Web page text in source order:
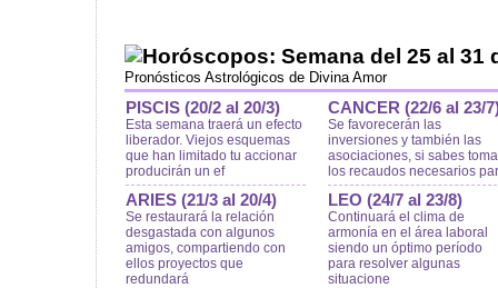
Horóscopos: Semana del 25 al 31
Pronósticos Astrológicos de Divina Amor
PISCIS (20/2 al 20/3)
Esta semana traerá un efecto
liberador. Viejos esquemas
que han limitado tu accionar
producirán un ef
ARIES (21/3 al 20/4)
Se restaurará la relación
desgastada con algunos
amigos, compartiendo con
ellos proyectos que
redundará
CANCER (22/6 al 23/
Se favorecerán las
inversiones y también las
asociaciones, si sabes
los recaudos necesarios par
LEO (24/7 al 23/8)
Continuará el clima de
armonía en el área laboral
siendo un óptimo período
para resolver algunas
situacione